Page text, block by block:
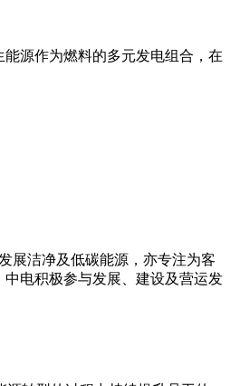
源作为燃料的多元发电组合，在
展洁净及低碳能源，亦专注为客
电积极参与发展、建设及营运发